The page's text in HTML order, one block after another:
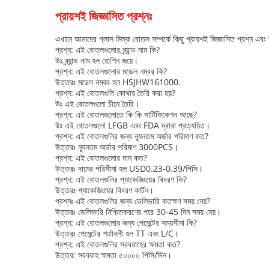
প্রায়শই জিজ্ঞাসিত প্রশ্নঃ
এখানে আমাদের গ্লাস মিল্ক বোতল সম্পর্কে কিছু প্রায়শই জিজ্ঞাসিত প্রশ্ন
প্রশ্ন: এই বোতলগুলোর ব্র্যান্ড নাম কি?
উঃ ব্র্যান্ড নাম হল হোশিন জয়ে।
প্রশ্ন: এই বোতলগুলোর মডেল নম্বর কি?
উত্তরঃ মডেল নম্বর হল HSJHW161000.
প্রশ্ন: এই বোতলগুলি কোথায় তৈরি করা হয়?
উঃ এই বোতলগুলো চীনে তৈরি।
প্রশ্ন: এই বোতলগুলোতে কি কি সার্টিফিকেশন আছে?
উঃ এই বোতলগুলো LFGB এবং FDA দ্বারা প্রত্যয়িত।
প্রশ্ন: এই বোতলগুলির জন্য ন্যূনতম অর্ডার পরিমাণ কত?
উত্তরঃ ন্যূনতম অর্ডার পরিমাণ 3000PCS।
প্রশ্ন: এই বোতলগুলোর দাম কত?
উত্তরঃ দামের পরিসীমা হল USD0.23-0.39/পিসি।
প্রশ্ন: এই বোতলগুলির প্যাকেজিংয়ের বিবরণ কি?
উত্তরঃ প্যাকেজিংয়ের বিবরণ কার্টন।
প্রশ্নঃ এই বোতলগুলির জন্য ডেলিভারি কতক্ষণ সময় নেয়?
উত্তরঃ ডেলিভারি নিশ্চিতকরণের পরে 30-45 দিন সময় নেয়।
প্রশ্ন: এই বোতলগুলোর জন্য পেমেন্টের সময়সীমা কি?
উত্তরঃ পেমেন্টের শর্তাবলী হল TT এবং L/C।
প্রশ্ন: এই বোতলগুলির সরবরাহের ক্ষমতা কত?
উত্তর: সরবরাহ ক্ষমতা ৫০০০০ পিসি/দিন।